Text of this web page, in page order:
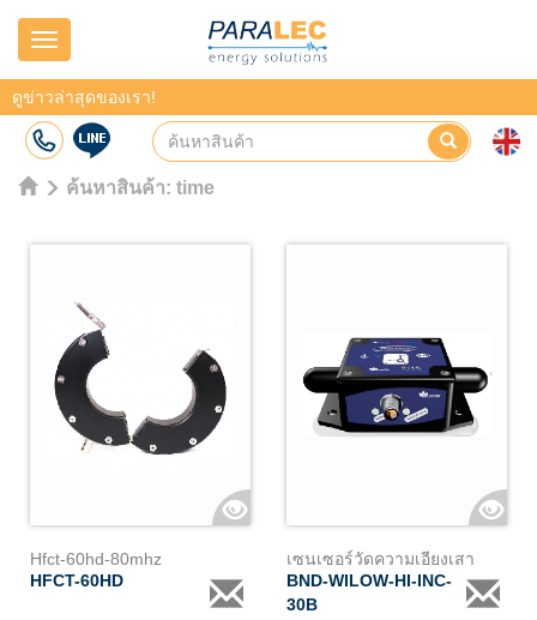
Navigation
ดูข่าวล่าสุดของเรา!
ค้นหาสินค้า: time
Hfct-60hd-80mhz
HFCT-60HD
เซนเซอร์วัดความเอียงเสา
BND-WILOW-HI-INC-
30B